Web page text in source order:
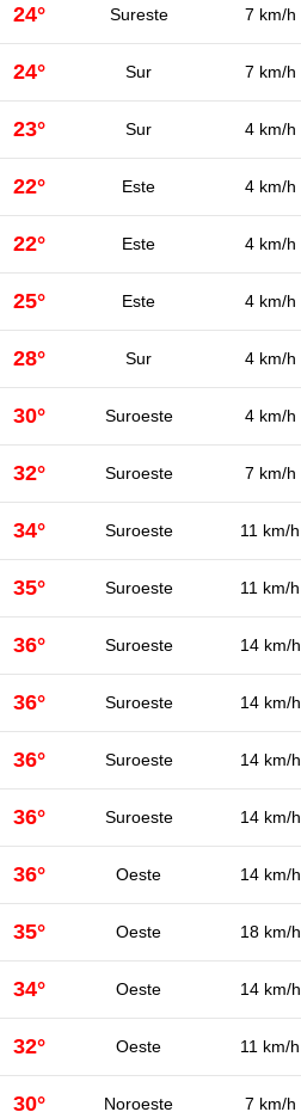
24° Sureste 7 km/h
24° Sur 7 km/h
23° Sur 4 km/h
22° Este 4 km/h
22° Este 4 km/h
25° Este 4 km/h
28° Sur 4 km/h
30° Suroeste 4 km/h
32° Suroeste 7 km/h
34° Suroeste 11 km/h
35° Suroeste 11 km/h
36° Suroeste 14 km/h
36° Suroeste 14 km/h
36° Suroeste 14 km/h
36° Suroeste 14 km/h
36° Oeste 14 km/h
35° Oeste 18 km/h
34° Oeste 14 km/h
32° Oeste 11 km/h
30° Noroeste 7 km/h